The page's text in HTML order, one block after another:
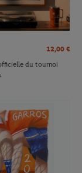
12,00 €
du tournoi